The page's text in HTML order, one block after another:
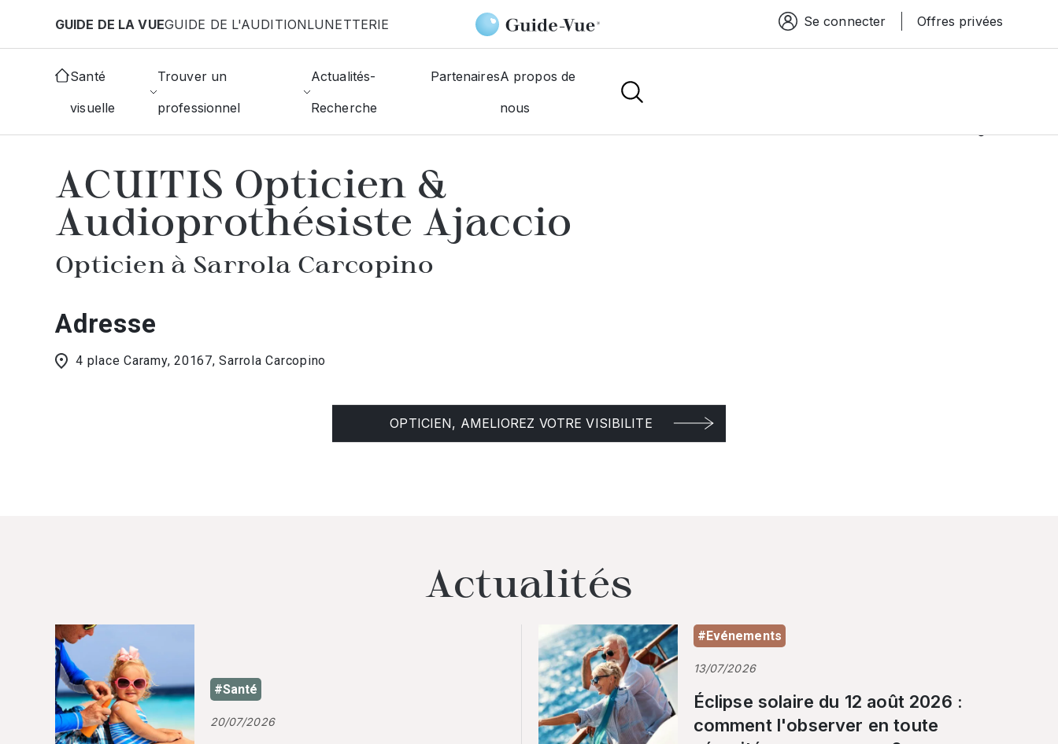
GUIDE DE LA VUEGUIDE DE L'AUDITIONLUNETTERIE Espace connexion
Se connecter Offres privées
Santé
visuelle
Trouver un
professionnel
Actualités-
Recherche
PartenairesA propos de
nous
Accueil Choisir mon opticien Sarrola-Carcopino ACUITIS Opticien & Audioprothésiste Ajaccio
ACUITIS Opticien &
Audioprothésiste Ajaccio
Opticien à Sarrola Carcopino
Adresse
4 place Caramy, 20167, Sarrola Carcopino
OPTICIEN, AMELIOREZ VOTRE VISIBILITE
Actualités
#Santé
20/07/2026
#Evénements
13/07/2026
Éclipse solaire du 12 août 2026 :
comment l'observer en toute